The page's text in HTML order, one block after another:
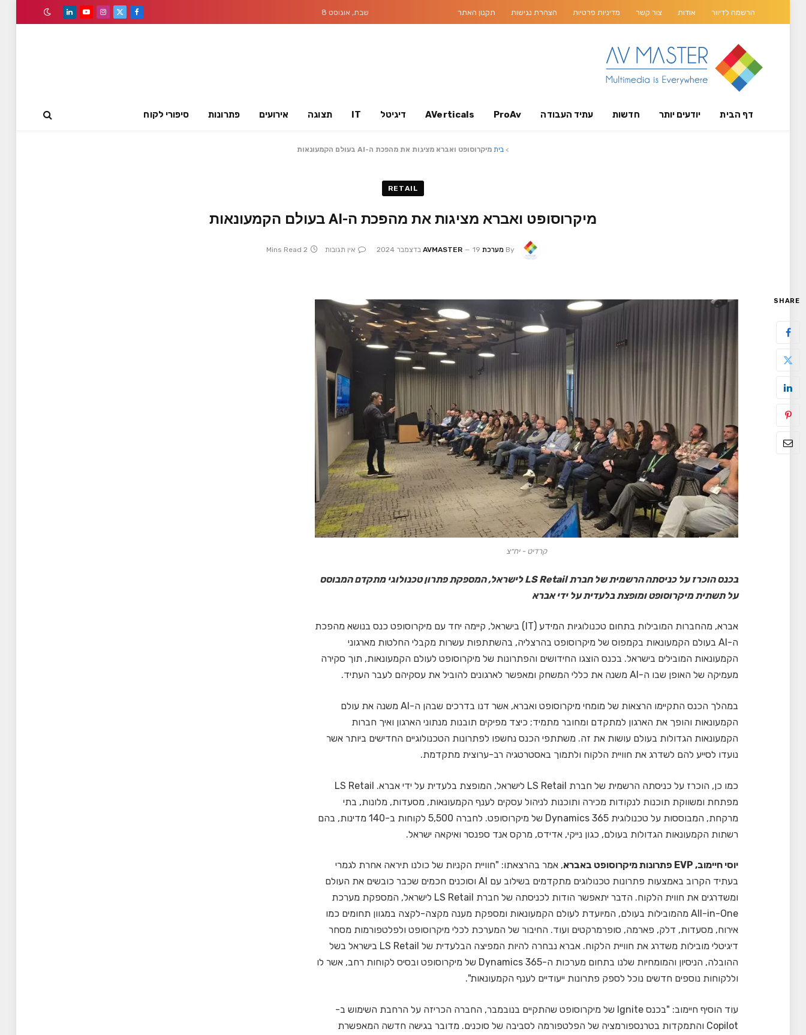
הרשמה לדיוור אודות צור קשר מדיניות פרטיות הצהרת נגישות תקנון האתר שבת, אוגוסט 8
Facebook
X
Instagram
YouTube
LinkedIn
דף הבית יודעים יותר חדשות עתיד העבודה ProAv
AVerticals דיגיטל IT תצוגה אירועים פתרונות סיפורי לקוח
> בית מיקרוסופט ואברא מציגות את מהפכת ה-AI בעולם הקמעונאות
RETAIL
מיקרוסופט ואברא מציגות את מהפכת ה-AI בעולם הקמעונאות
By מערכת AVMASTER 19 בדצמבר 2024 אין תגובות 2 Mins Read
SHARE
קרדיט - יח״צ
בכנס הוכרז על כניסתה הרשמית של חברת LS Retail לישראל, המספקת פתרון טכנולוגי מתקדם המבוסס
על תשתית מיקרוסופט ומופצת בלעדית על ידי אברא
אברא, מהחברות המובילות בתחום טכנולוגיות המידע (IT) בישראל, קיימה יחד עם מיקרוסופט כנס בנושא מהפכת
ה-AI בעולם הקמעונאות בקמפוס של מיקרוסופט בהרצליה, בהשתתפות עשרות מקבלי החלטות מארגוני
הקמעונאות המובילים בישראל. בכנס הוצגו החידושים והפתרונות של מיקרוסופט לעולם הקמעונאות, תוך סקירה
מעמיקה של האופן שבו ה-AI משנה את כללי המשחק ומאפשר לארגונים להוביל את עסקיהם לעבר העתיד.
במהלך הכנס התקיימו הרצאות של מומחי מיקרוסופט ואברא, אשר דנו בדרכים שבהן ה-AI משנה את עולם
הקמעונאות והופך את הארגון למתקדם ומחובר מתמיד; כיצד מפיקים תובנות מנתוני הארגון ואיך חברות
הקמעונאות הגדולות בעולם עושות את זה. משתתפי הכנס נחשפו לפתרונות הטכנולוגיים החדישים ביותר אשר
נועדו לסייע להם לשדרג את חוויית הלקוח ולתמוך באסטרטגיה רב-ערוצית מתקדמת.
כמו כן, הוכרז על כניסתה הרשמית של חברת LS Retail לישראל, המופצת בלעדית על ידי אברא. LS Retail
מפתחת ומשווקת תוכנות לנקודות מכירה ותוכנות לניהול עסקים לענף הקמעונאות, מסעדות, מלונות, בתי
מרקחת, המבוססות על טכנולוגית Dynamics 365 של מיקרוסופט. לחברה 5,500 לקוחות ב-140 מדינות, בהם
רשתות הקמעונאות הגדולות בעולם, כגון נייקי, אדידס, מרקס אנד ספנסר ואיקאה ישראל.
יוסי חיימוב, EVP פתרונות מיקרוסופט באברא
, אמר בהרצאתו: "חוויית הקניות של כולנו תיראה אחרת לגמרי
בעתיד הקרוב באמצעות פתרונות טכנולוגים מתקדמים בשילוב עם AI וסוכנים חכמים שכבר כובשים את העולם
ומשדרגים את חווית הלקוח. הדבר יתאפשר הודות לכניסתה של חברת LS Retail לישראל, המספקת מערכת
All-in-One מהמובילות בעולם, המיועדת לעולם הקמעונאות ומספקת מענה מקצה-לקצה במגוון תחומים כמו
אירוח, מסעדות, דלק, פארמה, סופרמרקטים ועוד. החיבור של המערכת לכלי מיקרוסופט ולפלטפורמות מסחר
דיגיטלי מובילות משדרג את חוויית הלקוח. אברא נבחרה להיות המפיצה הבלעדית של LS Retail בישראל בשל
ההובלה, הניסיון והמומחיות שלנו בתחום מערכות ה-Dynamics 365 של מיקרוסופט ובסיס לקוחות רחב, אשר לו
וללקוחות נוספים חדשים נוכל לספק פתרונות ייעודיים לענף הקמעונאות".
עוד הוסיף חיימוב: "בכנס Ignite של מיקרוסופט שהתקיים בנובמבר, החברה הכריזה על הרחבת השימוש ב-
Copilot והתמקדות בטרנספורמציה של הפלטפורמה לסביבה של סוכנים. מדובר בגישה חדשה המאפשרת